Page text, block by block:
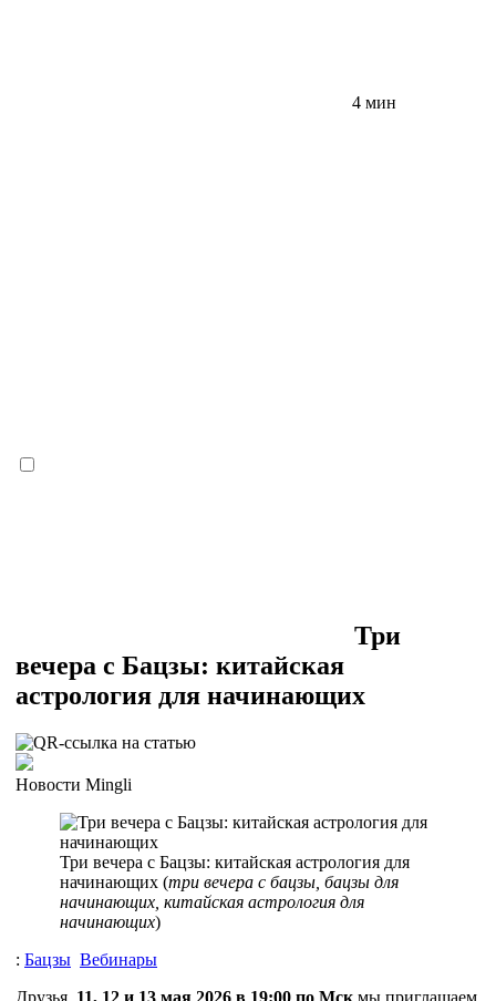
4 мин
Три
вечера с Бацзы: китайская
астрология для начинающих
Новости Mingli
Три вечера с Бацзы: китайская астрология для
начинающих (три вечера с бацзы, бацзы для
начинающих, китайская астрология для
начинающих)
: Бацзы Вебинары
Друзья, 11, 12 и 13 мая 2026 в 19:00 по Мск мы приглашаем